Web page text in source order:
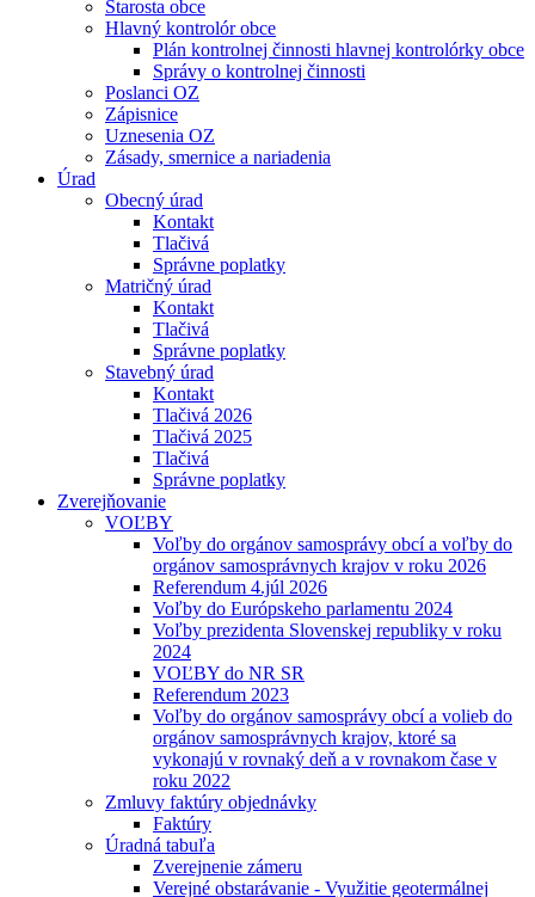
Starosta obce
Hlavný kontrolór obce
Plán kontrolnej činnosti hlavnej kontrolórky obce
Správy o kontrolnej činnosti
Poslanci OZ
Zápisnice
Uznesenia OZ
Zásady, smernice a nariadenia
Úrad
Obecný úrad
Kontakt
Tlačivá
Správne poplatky
Matričný úrad
Kontakt
Tlačivá
Správne poplatky
Stavebný úrad
Kontakt
Tlačivá 2026
Tlačivá 2025
Tlačivá
Správne poplatky
Zverejňovanie
VOĽBY
Voľby do orgánov samosprávy obcí a voľby do
orgánov samosprávnych krajov v roku 2026
Referendum 4.júl 2026
Voľby do Európskeho parlamentu 2024
Voľby prezidenta Slovenskej republiky v roku
2024
VOĽBY do NR SR
Referendum 2023
Voľby do orgánov samosprávy obcí a volieb do
orgánov samosprávnych krajov, ktoré sa
vykonajú v rovnaký deň a v rovnakom čase v
roku 2022
Zmluvy faktúry objednávky
Faktúry
Úradná tabuľa
Zverejnenie zámeru
Verejné obstarávanie - Využitie geotermálnej